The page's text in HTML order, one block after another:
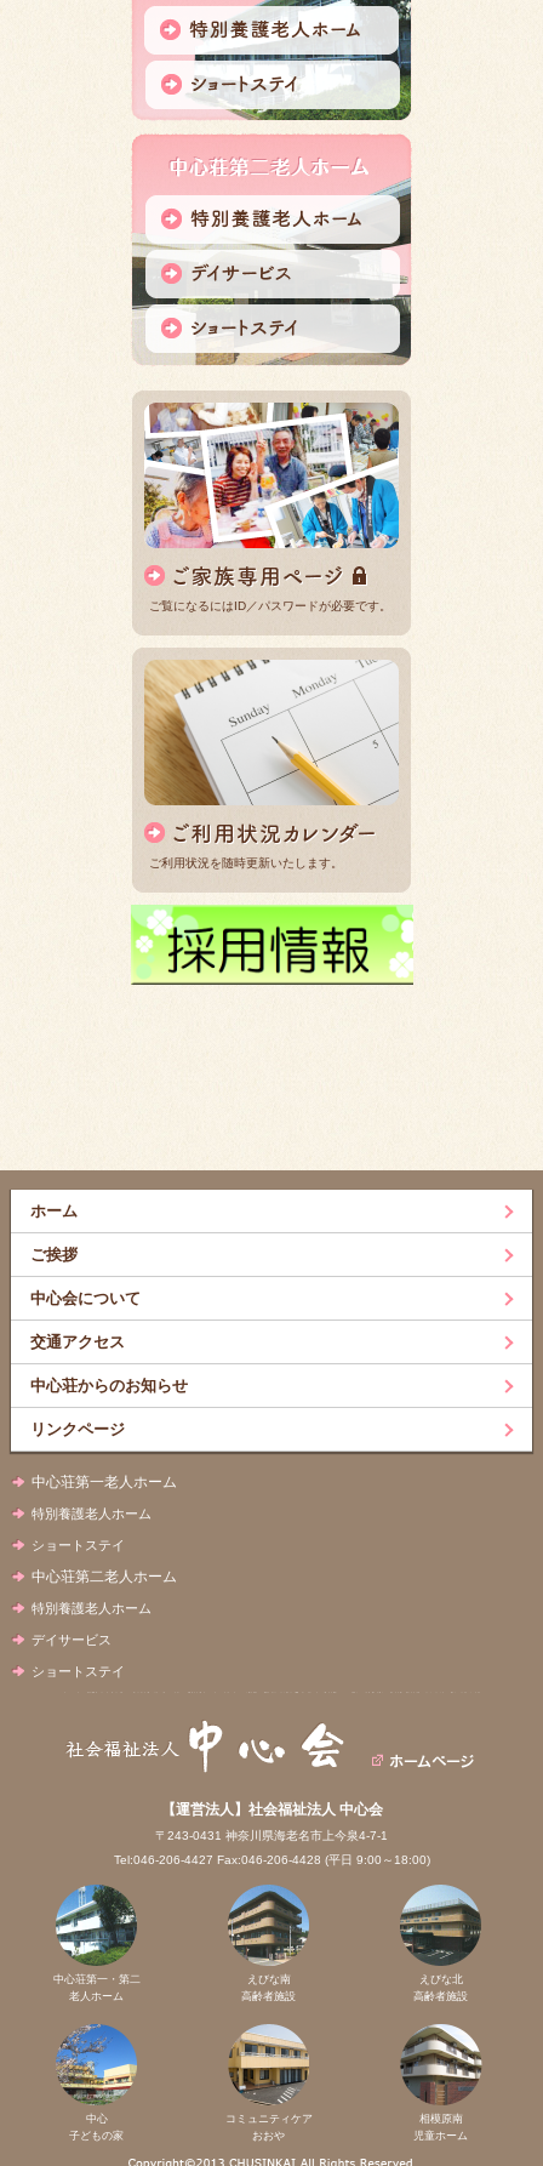
ご覧になるにはID／パスワードが必要です。
ご利用状況を随時更新いたします。
ホーム
ご挨拶
中心会について
交通アクセス
中心荘からのお知らせ
リンクページ
中心荘第一老人ホーム
特別養護老人ホーム
ショートステイ
中心荘第二老人ホーム
特別養護老人ホーム
デイサービス
ショートステイ
【運営法人】社会福祉法人 中心会
〒243-0431 神奈川県海老名市上今泉4-7-1
Tel:046-206-4427 Fax:046-206-4428 (平日 9:00～18:00)
中心荘第一・第二
老人ホーム
えびな南
高齢者施設
えびな北
高齢者施設
中心
子どもの家
コミュニティケア
おおや
相模原南
児童ホーム